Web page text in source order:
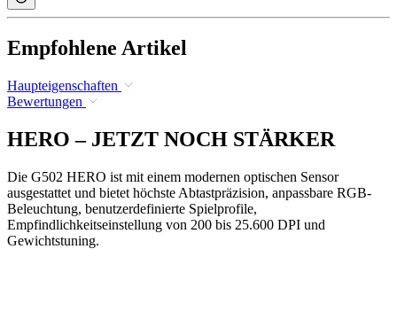
Empfohlene Artikel
Haupteigenschaften
Bewertungen
HERO – JETZT NOCH STÄRKER
Die G502 HERO ist mit einem modernen optischen Sensor
ausgestattet und bietet höchste Abtastpräzision, anpassbare RGB-
Beleuchtung, benutzerdefinierte Spielprofile,
Empfindlichkeitseinstellung von 200 bis 25.600 DPI und
Gewichtstuning.